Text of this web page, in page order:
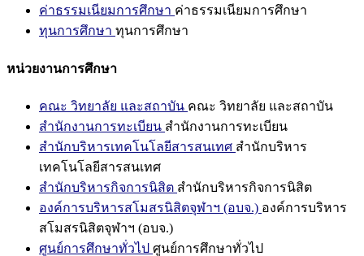
ค่าธรรมเนียมการศึกษา ค่าธรรมเนียมการศึกษา
ทุนการศึกษา ทุนการศึกษา
หน่วยงานการศึกษา
คณะ วิทยาลัย และสถาบัน คณะ วิทยาลัย และสถาบัน
สำนักงานการทะเบียน สำนักงานการทะเบียน
สำนักบริหารเทคโนโลยีสารสนเทศ สำนักบริหาร
เทคโนโลยีสารสนเทศ
สำนักบริหารกิจการนิสิต สำนักบริหารกิจการนิสิต
องค์การบริหารสโมสรนิสิตจุฬาฯ (อบจ.) องค์การบริหาร
สโมสรนิสิตจุฬาฯ (อบจ.)
ศูนย์การศึกษาทั่วไป ศูนย์การศึกษาทั่วไป